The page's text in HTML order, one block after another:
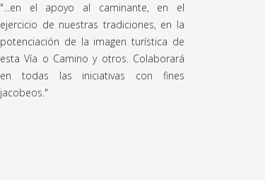
"...en el apoyo al caminante, en el
ejercicio de nuestras tradiciones, en la
potenciación de la imagen turística de
esta Vía o Camino y otros. Colaborará
en todas las iniciativas con fines
jacobeos."